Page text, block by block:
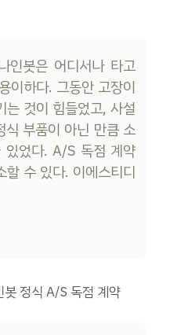
인봇은 어디서나 타고
이하다. 그동안 고장이
는 것이 힘들었고, 사설
부품이 아닌 만큼 소
있었다. A/S 독점 계약
할 수 있다. 이에스티디
봇 정식 A/S 독점 계약